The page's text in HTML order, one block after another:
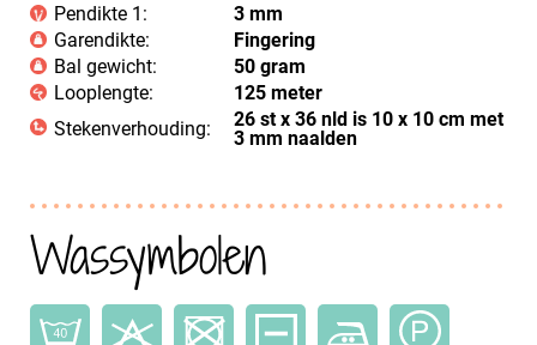
Pendikte 1:
3 mm
Garendikte:
Fingering
Bal gewicht:
50 gram
Looplengte:
125 meter
Stekenverhouding:
26 st x 36 nld is 10 x 10 cm met
3 mm naalden
Wassymbolen